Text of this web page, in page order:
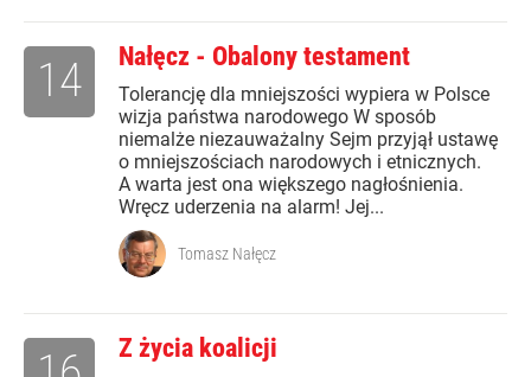
Nałęcz - Obalony testament
Tolerancję dla mniejszości wypiera w Polsce
wizja państwa narodowego W sposób
niemalże niezauważalny Sejm przyjął ustawę
o mniejszościach narodowych i etnicznych.
A warta jest ona większego nagłośnienia.
Wręcz uderzenia na alarm! Jej...
14
Tomasz Nałęcz
Z życia koalicji